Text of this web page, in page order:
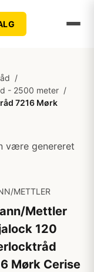
/
- 2500 meter /
7216 Mørk
være genereret
METTLER
Mettler
120
Mørk Cerise